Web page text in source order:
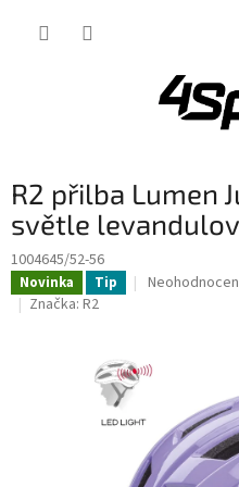
R2 přilba Lumen
světle
1004645/52-56
Novinka Tip
Průměrné
0,0
z
hvězdiček.
Značka: R2